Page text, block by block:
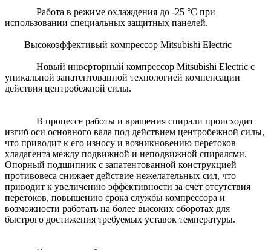
Работа в режиме охлаждения до -25 °С при
использовании специальных защитных панелей.
Высокоэффективый компрессор Mitsubishi Electric
Новый инверторный компрессор Mitsubishi Electric c
уникальной запатентованной технологией компенсации
действия центробежной силы.
В процессе работы и вращения спирали происходит
изгиб оси основного вала под действием центробежной силы,
что приводит к его износу и возникновению перетоков
хладагента между подвижной и неподвижной спиралями.
Опорный подшипник с запатентованной конструкцией
противовеса снижает действие нежелательных сил, что
приводит к увеличению эффективности за счет отсутствия
перетоков, повышению срока службы компрессора и
возможности работать на более высоких оборотах для
быстрого достижения требуемых уставок температуры.